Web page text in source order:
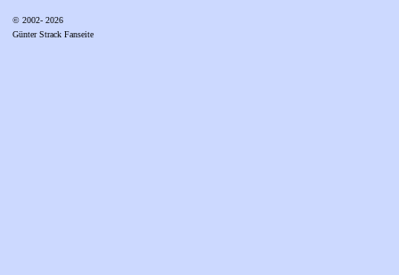
© 2002- 2026
Günter Strack Fanseite